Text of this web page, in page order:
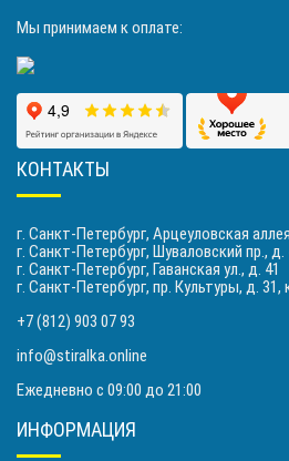
Мы принимаем к оплате:
КОНТАКТЫ
г. Санкт-Петербург, Арцеуловская
г. Санкт-Петербург, Шуваловский пр., д.
г. Санкт-Петербург, Гаванская ул., д. 41
г. Санкт-Петербург, пр. Культуры, д. 31,
+7 (812) 903 07 93
info@stiralka.online
Ежедневно с 09:00 до 21:00
ИНФОРМАЦИЯ